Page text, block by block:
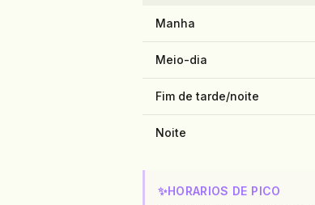
Manha
Meio-dia
Fim de tarde/noite
Noite
✨HORARIOS DE PICO